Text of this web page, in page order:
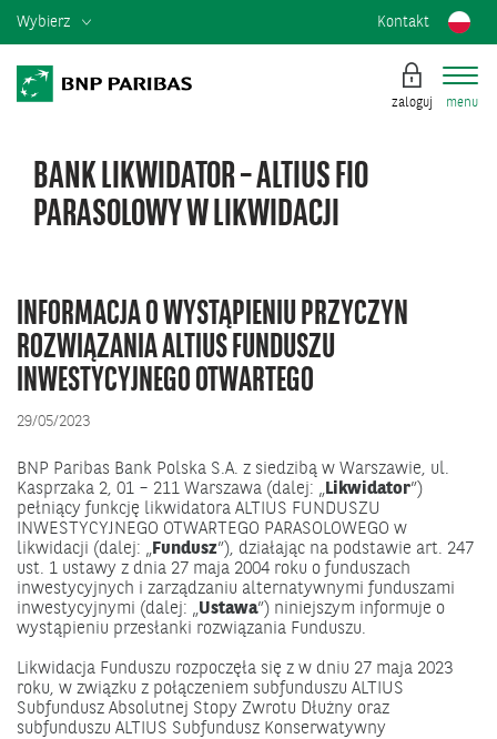
Wybierz Kontakt
zaloguj menu
BANK LIKWIDATOR – ALTIUS FIO
PARASOLOWY W LIKWIDACJI
INFORMACJA O WYSTĄPIENIU PRZYCZYN
ROZWIĄZANIA ALTIUS FUNDUSZU
INWESTYCYJNEGO OTWARTEGO
29/05/2023
BNP Paribas Bank Polska S.A. z siedzibą w Warszawie, ul.
Kasprzaka 2, 01 – 211 Warszawa (dalej: „Likwidator”)
pełniący funkcję likwidatora ALTIUS FUNDUSZU
INWESTYCYJNEGO OTWARTEGO PARASOLOWEGO w
likwidacji (dalej: „Fundusz”), działając na podstawie art. 247
ust. 1 ustawy z dnia 27 maja 2004 roku o funduszach
inwestycyjnych i zarządzaniu alternatywnymi funduszami
inwestycyjnymi (dalej: „Ustawa”) niniejszym informuje o
wystąpieniu przesłanki rozwiązania Funduszu.
Likwidacja Funduszu rozpoczęła się z w dniu 27 maja 2023
roku, w związku z połączeniem subfunduszu ALTIUS
Subfundusz Absolutnej Stopy Zwrotu Dłużny oraz
subfunduszu ALTIUS Subfundusz Konserwatywny